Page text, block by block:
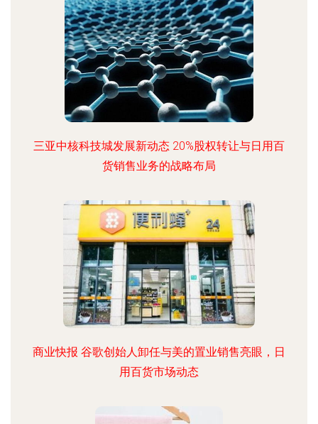
三亚中核科技城发展新动态 20%股权转让与日用百
货销售业务的战略布局
商业快报 谷歌创始人卸任与美的置业销售亮眼，日
用百货市场动态